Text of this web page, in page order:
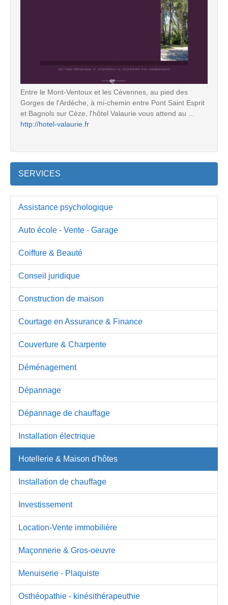
Entre le Mont-Ventoux et les Cévennes, au pied des
Gorges de l'Ardèche, à mi-chemin entre Pont Saint Esprit
et Bagnols sur Cèze, l'hôtel Valaurie vous attend au ...
http://hotel-valaurie.fr
SERVICES
Assistance psychologique
Auto école - Vente - Garage
Coiffure & Beauté
Conseil juridique
Construction de maison
Courtage en Assurance & Finance
Couverture & Charpente
Déménagement
Dépannage
Dépannage de chauffage
Installation électrique
Hotellerie & Maison d'hôtes
Installation de chauffage
Investissement
Location-Vente immobilière
Maçonnerie & Gros-oeuvre
Menuiserie - Plaquiste
Osthéopathie - kinésithérapeuthie